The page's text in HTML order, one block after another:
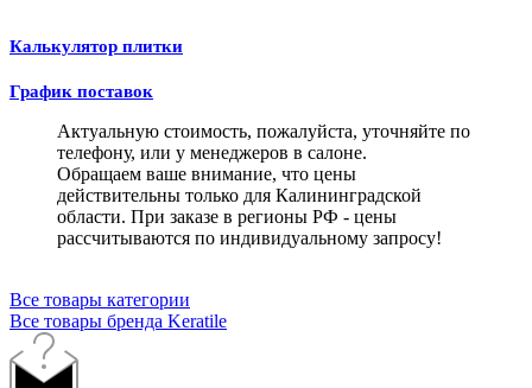
Калькулятор плитки
График поставок
Актуальную стоимость, пожалуйста, уточняйте по
телефону, или у менеджеров в салоне.
Обращаем ваше внимание, что цены
действительны только для Калининградской
области. При заказе в регионы РФ - цены
рассчитываются по индивидуальному запросу!
Все товары категории
Все товары бренда Keratile